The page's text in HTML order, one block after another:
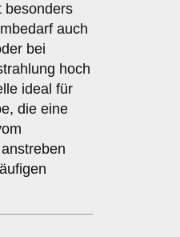
besonders
auch
bei
hoch
ideal für
die eine